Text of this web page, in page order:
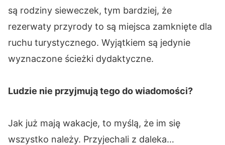
są rodziny sieweczek, tym bardziej, że
rezerwaty przyrody to są miejsca zamknięte dla
ruchu turystycznego. Wyjątkiem są jedynie
wyznaczone ścieżki dydaktyczne.
Ludzie nie przyjmują tego do wiadomości?
Jak już mają wakacje, to myślą, że im się
wszystko należy. Przyjechali z daleka…